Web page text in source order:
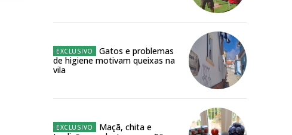
Gatos e problemas
de higiene motivam queixas na
vila
Maçã, chita e